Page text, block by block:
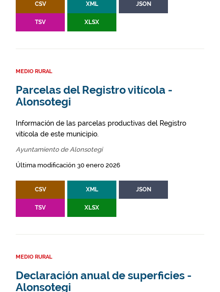
CSV XML JSON
TSV XLSX
MEDIO RURAL
Parcelas del Registro vitícola -
Alonsotegi
Información de las parcelas productivas del Registro
vitícola de este municipio.
Ayuntamiento de Alonsotegi
Última modificación 30 enero 2026
CSV XML JSON
TSV XLSX
MEDIO RURAL
Declaración anual de superficies -
Alonsotegi